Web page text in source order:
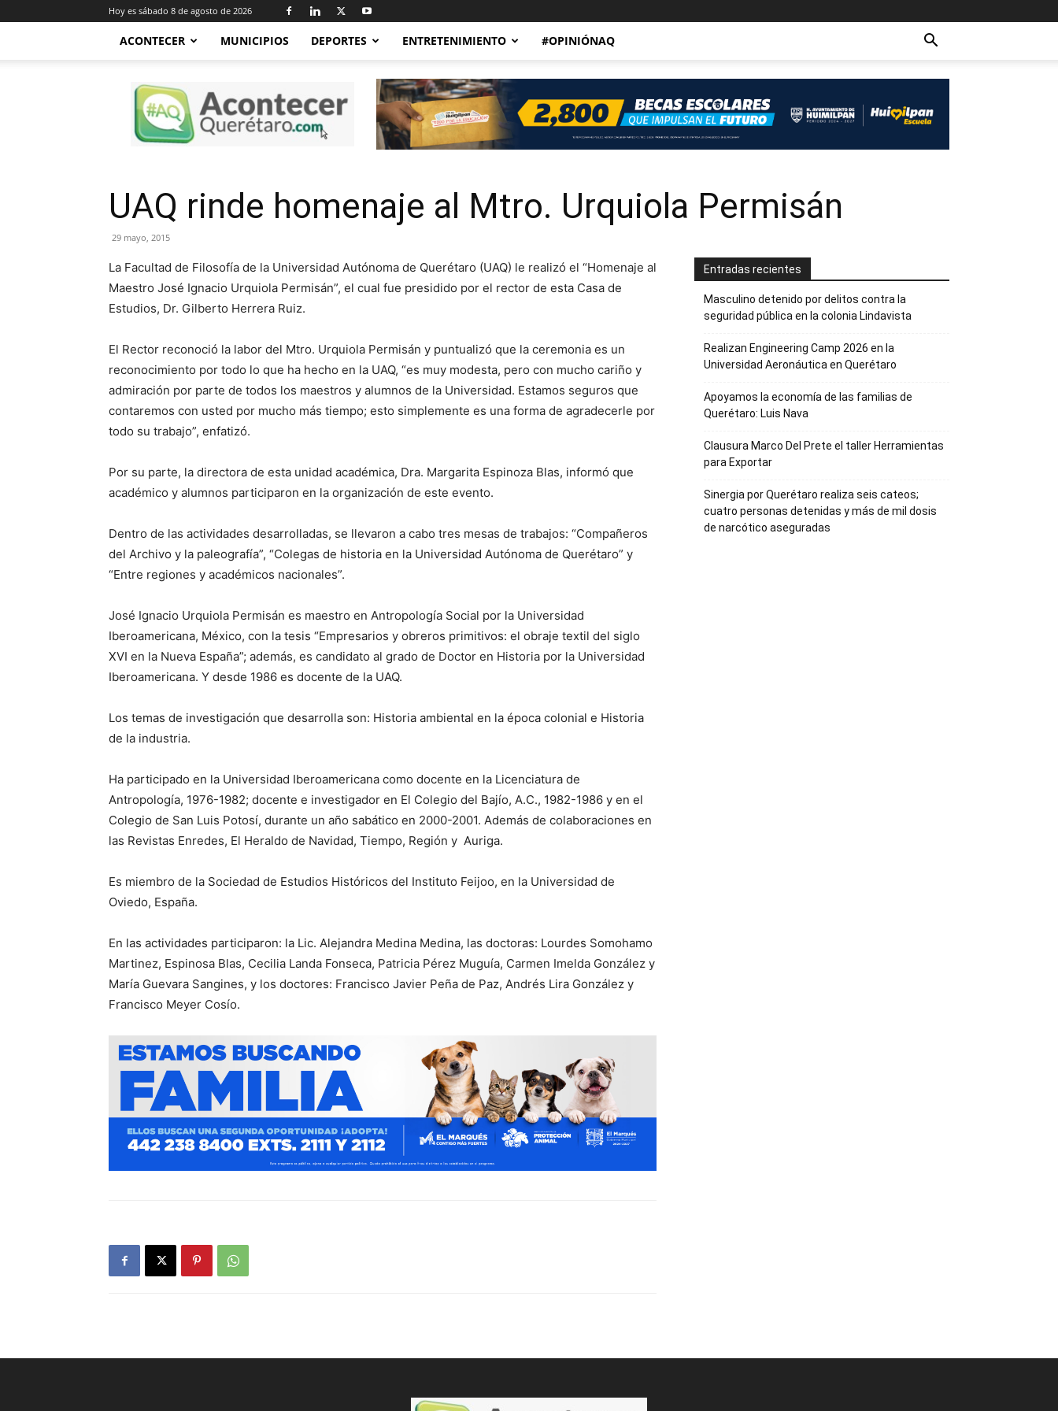
Hoy es sábado 8 de agosto de 2026
ACONTECER MUNICIPIOS DEPORTES ENTRETENIMIENTO #OPINIÓNAQ
Acontecer
Querétaro
UAQ rinde homenaje al Mtro. Urquiola Permisán
29 mayo, 2015
La Facultad de Filosofía de la Universidad Autónoma de Querétaro (UAQ) le realizó el “Homenaje al
Maestro José Ignacio Urquiola Permisán”, el cual fue presidido por el rector de esta Casa de
Estudios, Dr. Gilberto Herrera Ruiz.
El Rector reconoció la labor del Mtro. Urquiola Permisán y puntualizó que la ceremonia es un
reconocimiento por todo lo que ha hecho en la UAQ, “es muy modesta, pero con mucho cariño y
admiración por parte de todos los maestros y alumnos de la Universidad. Estamos seguros que
contaremos con usted por mucho más tiempo; esto simplemente es una forma de agradecerle por
todo su trabajo”, enfatizó.
Por su parte, la directora de esta unidad académica, Dra. Margarita Espinoza Blas, informó que
académico y alumnos participaron en la organización de este evento.
Dentro de las actividades desarrolladas, se llevaron a cabo tres mesas de trabajos: “Compañeros
del Archivo y la paleografía”, “Colegas de historia en la Universidad Autónoma de Querétaro” y
“Entre regiones y académicos nacionales”.
José Ignacio Urquiola Permisán es maestro en Antropología Social por la Universidad
Iberoamericana, México, con la tesis “Empresarios y obreros primitivos: el obraje textil del siglo
XVI en la Nueva España”; además, es candidato al grado de Doctor en Historia por la Universidad
Iberoamericana. Y desde 1986 es docente de la UAQ.
Los temas de investigación que desarrolla son: Historia ambiental en la época colonial e Historia
de la industria.
Ha participado en la Universidad Iberoamericana como docente en la Licenciatura de
Antropología, 1976-1982; docente e investigador en El Colegio del Bajío, A.C., 1982-1986 y en el
Colegio de San Luis Potosí, durante un año sabático en 2000-2001. Además de colaboraciones en
las Revistas Enredes, El Heraldo de Navidad, Tiempo, Región y Auriga.
Es miembro de la Sociedad de Estudios Históricos del Instituto Feijoo, en la Universidad de
Oviedo, España.
En las actividades participaron: la Lic. Alejandra Medina Medina, las doctoras: Lourdes Somohamo
Martinez, Espinosa Blas, Cecilia Landa Fonseca, Patricia Pérez Muguía, Carmen Imelda González y
María Guevara Sangines, y los doctores: Francisco Javier Peña de Paz, Andrés Lira González y
Francisco Meyer Cosío.
Entradas recientes
Masculino detenido por delitos contra la
seguridad pública en la colonia Lindavista
Realizan Engineering Camp 2026 en la
Universidad Aeronáutica en Querétaro
Apoyamos la economía de las familias de
Querétaro: Luis Nava
Clausura Marco Del Prete el taller Herramientas
para Exportar
Sinergia por Querétaro realiza seis cateos;
cuatro personas detenidas y más de mil dosis
de narcótico aseguradas